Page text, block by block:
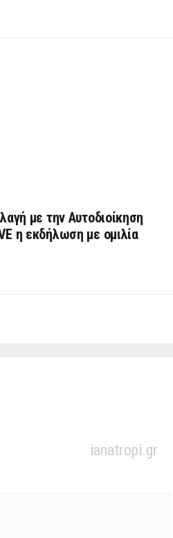
με την Αυτοδιοίκηση
η εκδήλωση με ομιλία
ianatropi.gr